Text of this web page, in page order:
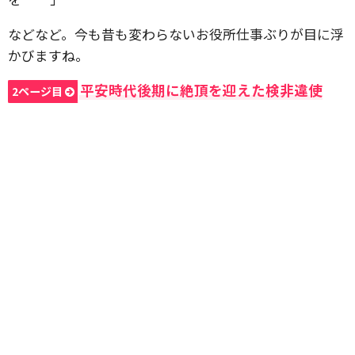
などなど。今も昔も変わらないお役所仕事ぶりが目に浮
かびますね。
2ページ目 平安時代後期に絶頂を迎えた検非違使